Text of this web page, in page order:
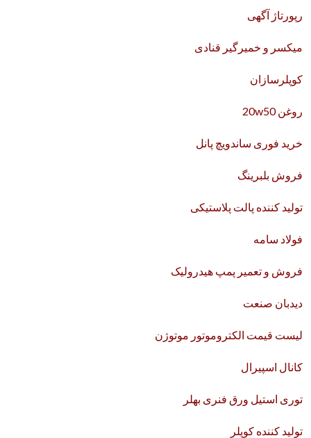
رپورتاژ آگهی
میکسر و خمیرگیر قنادی
کوپلرسازان
روغن 20w50
خرید فوری ساندویچ پانل
فروش بلبرینگ
تولید کننده پالت پلاستیکی
فولاد سامه
فروش و تعمیر پمپ هیدرولیک
دیدبان صنعت
لیست قیمت الکتروموتور موتوژن
کانال اسپیرال
توری استیل ورق فنری بهلر
تولید کننده کوپلر